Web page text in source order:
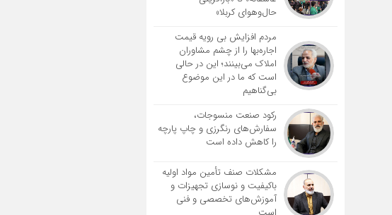
حال‌وهوای کربلا»
مردم افزایش بی رویه قیمت
اجاره‌بها را از چشم مشاوران
املاک می‌بینند؛ این در حالی
است که ما در این موضوع
بی‌گناهیم
رکود صنعت منسوجات،
سفارش‌های رنگرزی و چاپ پارچه
را کاهش داده است
مشکلات صنف تأمین مواد اولیه
باکیفیت و نوسازی تجهیزات و
آموزش‌های تخصصی و فنی